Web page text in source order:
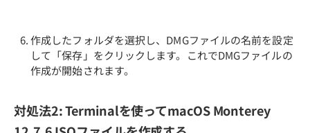
作成したフォルダを選択し、DMGファイルの名前を設定
して「保存」をクリックします。これでDMGファイルの
作成が開始されます。
対処法2: Terminalを使ってmacOS Monterey